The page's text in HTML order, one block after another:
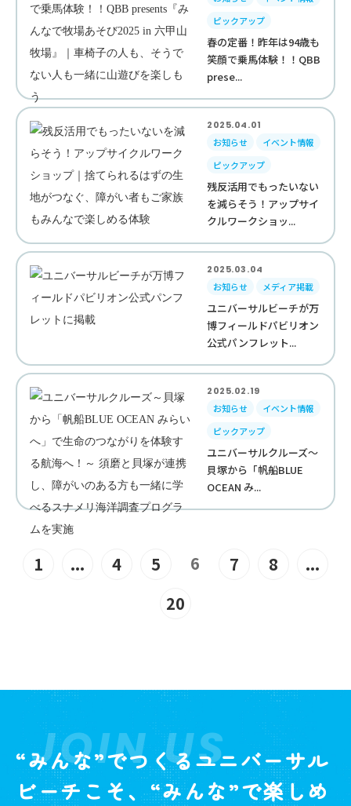
ピックアップ
春の定番！昨年は94歳も
笑顔で乗馬体験！！QBB
prese...
2025.04.01
お知らせ
イベント情報
ピックアップ
残反活用でもったいない
を減らそう！アップサイ
クルワークショッ...
2025.03.04
お知らせ
メディア掲載
ユニバーサルビーチが万
博フィールドパビリオン
公式パンフレット...
2025.02.19
お知らせ
イベント情報
ピックアップ
ユニバーサルクルーズ～
貝塚から「帆船BLUE
OCEAN み...
1 ... 4 5 6 7 8
...
20
JOIN US
“みんな”でつくるユニバーサル
ビーチこそ、“みんな”で楽しめ